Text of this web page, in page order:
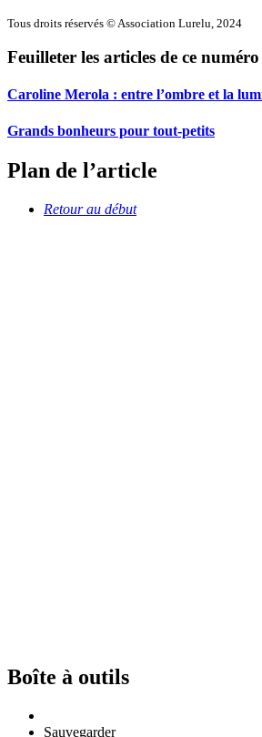
Tous droits réservés © Association Lurelu, 2024
Feuilleter les articles de ce numéro
Caroline Merola : entre l’ombre et la
Grands bonheurs pour tout-petits
Plan de l’article
Retour au début
Boîte à outils
Sauvegarder